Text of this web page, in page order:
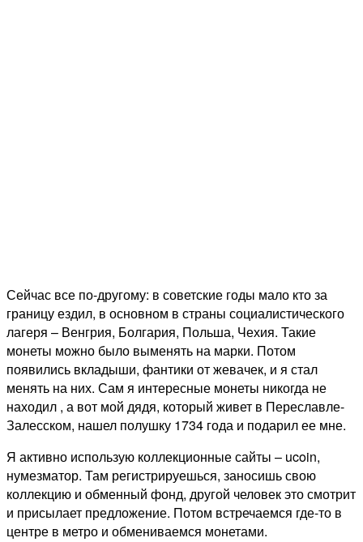
Сейчас все по-другому: в советские годы мало кто за
границу ездил, в основном в страны социалистического
лагеря – Венгрия, Болгария, Польша, Чехия. Такие
монеты можно было выменять на марки. Потом
появились вкладыши, фантики от жевачек, и я стал
менять на них. Сам я интересные монеты никогда не
находил , а вот мой дядя, который живет в Переславле-
Залесском, нашел полушку 1734 года и подарил ее мне.
Я активно использую коллекционные сайты – ucoin,
нумезматор. Там регистрируешься, заносишь свою
коллекцию и обменный фонд, другой человек это смотрит
и присылает предложение. Потом встречаемся где-то в
центре в метро и обмениваемся монетами.